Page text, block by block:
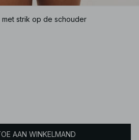
strik op de schouder
AAN WINKELMAND